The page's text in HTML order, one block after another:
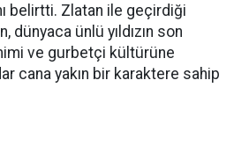
belirtti. Zlatan ile geçirdiği
dünyaca ünlü yıldızın son
ve gurbetçi kültürüne
cana yakın bir karaktere sahip